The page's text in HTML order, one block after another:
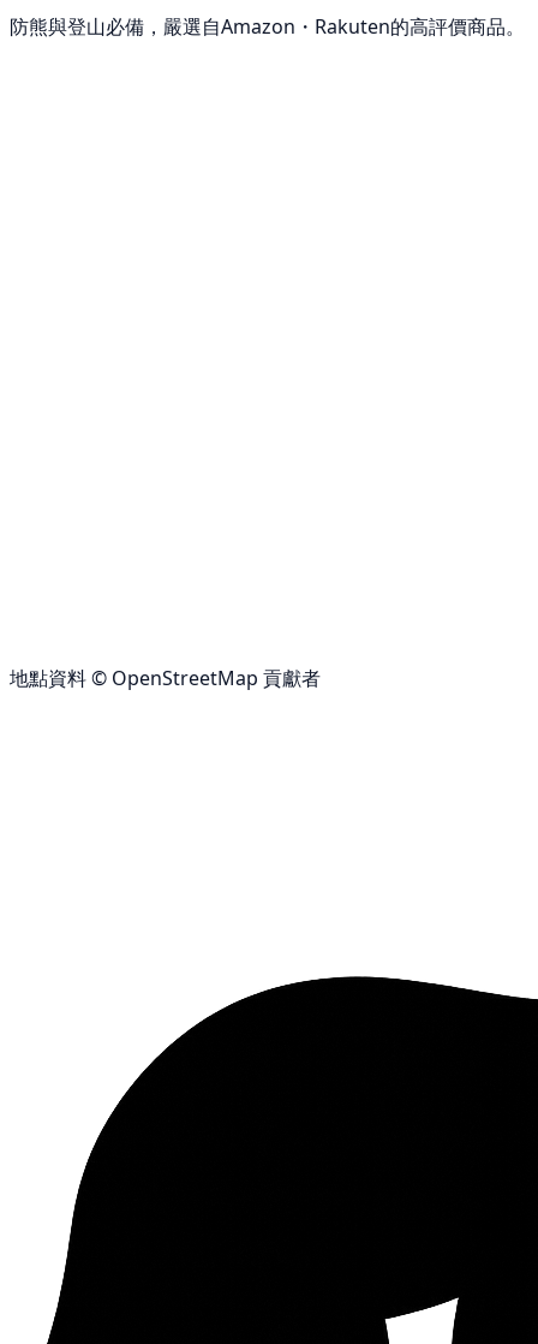
防熊與登山必備，嚴選自Amazon・Rakuten的高評價商品。
地點資料 © OpenStreetMap 貢獻者